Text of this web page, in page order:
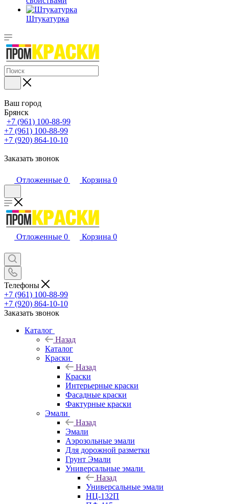
Штукатурка
Ваш город
Брянск
+7 (961) 100-88-99
+7 (961) 100-88-99
+7 (920) 864-10-10
Заказать звонок
Отложенные 0 Корзина 0
Отложенные 0 Корзина 0
Телефоны
+7 (961) 100-88-99
+7 (920) 864-10-10
Заказать звонок
Каталог
Назад
Каталог
Краски
Назад
Краски
Интерьерные краски
Фасадные краски
Фактурные краски
Эмали
Назад
Эмали
Аэрозольные эмали
Для дорожной разметки
Грунт Эмали
Универсальные эмали
Назад
Универсальные эмали
НЦ-132П